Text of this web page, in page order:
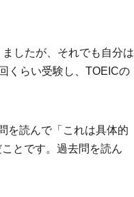
したが、それでも自分は
くらい受験し、TOEICの
を読んで「これは具体的
とです。過去問を読ん